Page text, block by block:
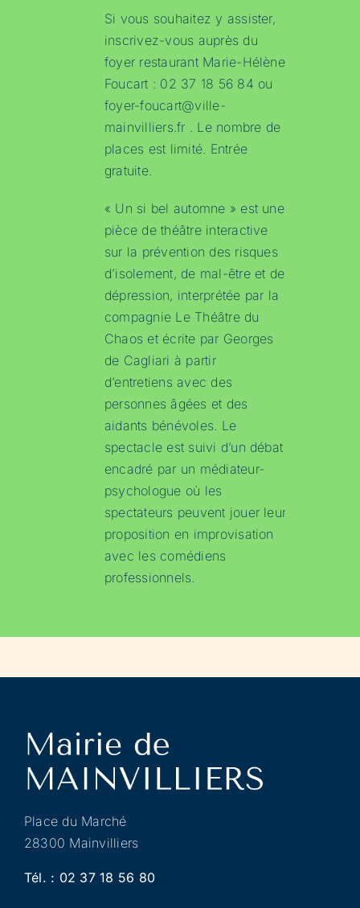
Si vous souhaitez y assister,
inscrivez-vous auprès du
foyer restaurant Marie-Hélène
Foucart : 02 37 18 56 84 ou
foyer-foucart@ville-
mainvilliers.fr . Le nombre de
places est limité. Entrée
gratuite.
« Un si bel automne » est une
pièce de théâtre interactive
sur la prévention des risques
d’isolement, de mal-être et de
dépression, interprétée par la
compagnie Le Théâtre du
Chaos et écrite par Georges
de Cagliari à partir
d’entretiens avec des
personnes âgées et des
aidants bénévoles. Le
spectacle est suivi d’un débat
encadré par un médiateur-
psychologue où les
spectateurs peuvent jouer leur
proposition en improvisation
avec les comédiens
professionnels.
Place du Marché
28300 Mainvilliers
Tél. : 02 37 18 56 80